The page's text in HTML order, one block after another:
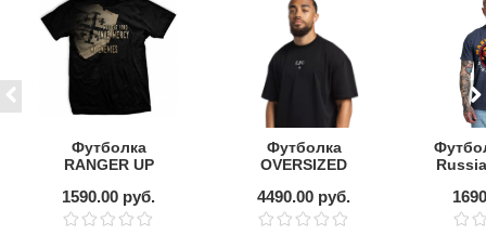
Футболка
RANGER UP
MERCY
1590.00 руб.
Футболка
OVERSIZED
TUNERO LFG
4490.00 руб.